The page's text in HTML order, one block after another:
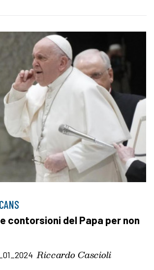
contorsioni del Papa per non
Riccardo Cascioli